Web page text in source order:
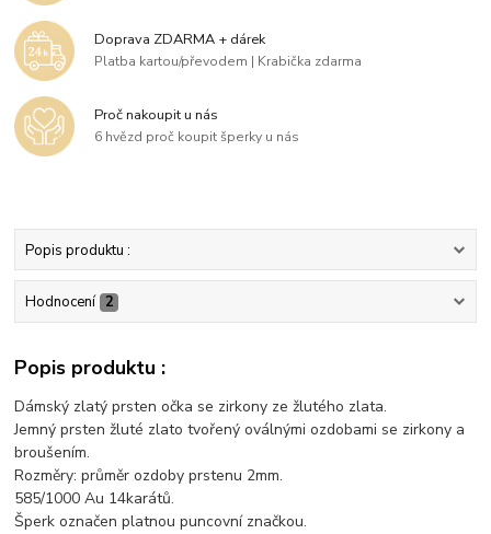
Doprava ZDARMA + dárek
Platba kartou/převodem | Krabička zdarma
Proč nakoupit u nás
6 hvězd proč koupit šperky u nás
Popis produktu :
Hodnocení 2
Popis produktu :
Dámský zlatý prsten očka se zirkony ze žlutého zlata.
Jemný prsten žluté zlato tvořený oválnými ozdobami se zirkony a
broušením.
Rozměry: průměr ozdoby prstenu 2mm.
585/1000 Au 14karátů.
Šperk označen platnou puncovní značkou.